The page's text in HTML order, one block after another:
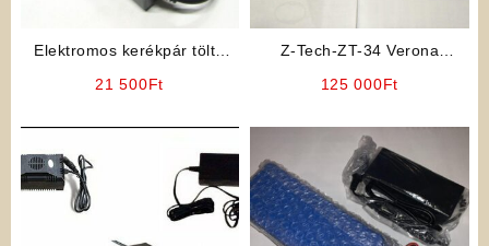
Elektromos kerékpár töltő
21 500Ft
Z-Tech-ZT-34 Verona
125 000Ft